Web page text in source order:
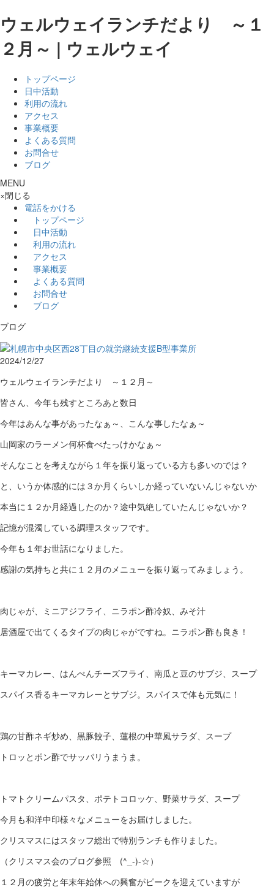
ウェルウェイランチだより ～１
２月～ | ウェルウェイ
トップページ
日中活動
利用の流れ
アクセス
事業概要
よくある質問
お問合せ
ブログ
MENU
×閉じる
電話をかける
トップページ
日中活動
利用の流れ
アクセス
事業概要
よくある質問
お問合せ
ブログ
ブログ
2024/12/27
ウェルウェイランチだより ～１２月～
皆さん、今年も残すところあと数日
今年はあんな事があったなぁ～、こんな事したなぁ～
山岡家のラーメン何杯食べたっけかなぁ～
そんなことを考えながら１年を振り返っている方も多いのでは？
と、いうか体感的には３か月くらいしか経っていないんじゃないか
本当に１２か月経過したのか？途中気絶していたんじゃないか？
記憶が混濁している調理スタッフです。
今年も１年お世話になりました。
感謝の気持ちと共に１２月のメニューを振り返ってみましょう。
肉じゃが、ミニアジフライ、ニラポン酢冷奴、みそ汁
居酒屋で出てくるタイプの肉じゃがですね。ニラポン酢も良き！
キーマカレー、はんぺんチーズフライ、南瓜と豆のサブジ、スープ
スパイス香るキーマカレーとサブジ。スパイスで体も元気に！
鶏の甘酢ネギ炒め、黒豚餃子、蓮根の中華風サラダ、スープ
トロッとポン酢でサッパリうまうま。
トマトクリームパスタ、ポテトコロッケ、野菜サラダ、スープ
今月も和洋中印様々なメニューをお届けしました。
クリスマスにはスタッフ総出で特別ランチも作りました。
（クリスマス会のブログ参照 (^_-)-☆）
１２月の疲労と年末年始休への興奮がピークを迎えていますが